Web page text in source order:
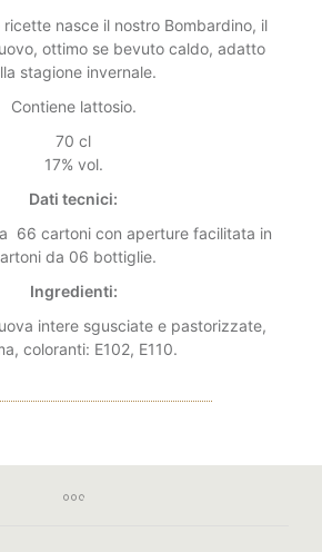
nasce il nostro Bombardino, il
ottimo se bevuto caldo, adatto
stagione invernale.
Contiene lattosio.
70 cl
17% vol.
Dati tecnici:
66 cartoni con aperture facilitata in
da 06 bottiglie.
Ingredienti:
intere sgusciate e pastorizzate,
coloranti: E102, E110.